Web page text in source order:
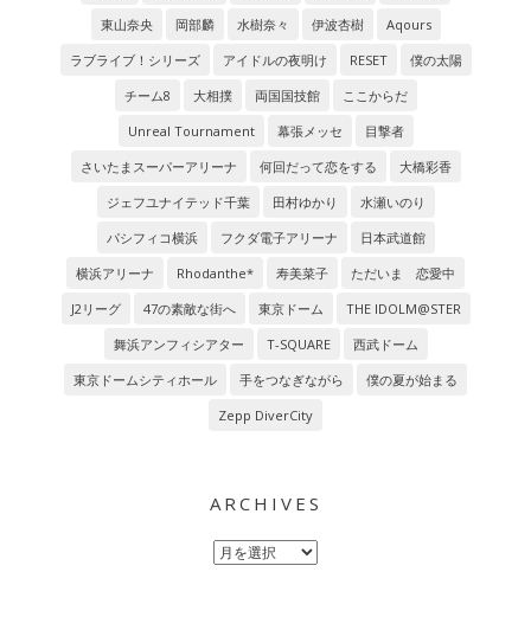
東山奈央
岡部麟 水樹奈々 伊波杏樹
Aqours
ラブライブ！シリーズ
アイドルの夜明け RESET
僕の太陽
チーム8
大相撲 両国国技館
ここからだ
Unreal Tournament
幕張メッセ
目撃者
さいたまスーパーアリーナ
何回だって恋をする
大橋彩香
ジェフユナイテッド千葉
田村ゆかり
水瀬いのり
パシフィコ横浜
フクダ電子アリーナ
日本武道館
横浜アリーナ
Rhodanthe* 寿美菜子
ただいま 恋愛中
J2リーグ
47の素敵な街へ 東京ドーム
THE IDOLM@STER
舞浜アンフィシアター
T-SQUARE
西武ドーム
東京ドームシティホール
手をつなぎながら
僕の夏が始まる
Zepp DiverCity
ARCHIVES
Archives